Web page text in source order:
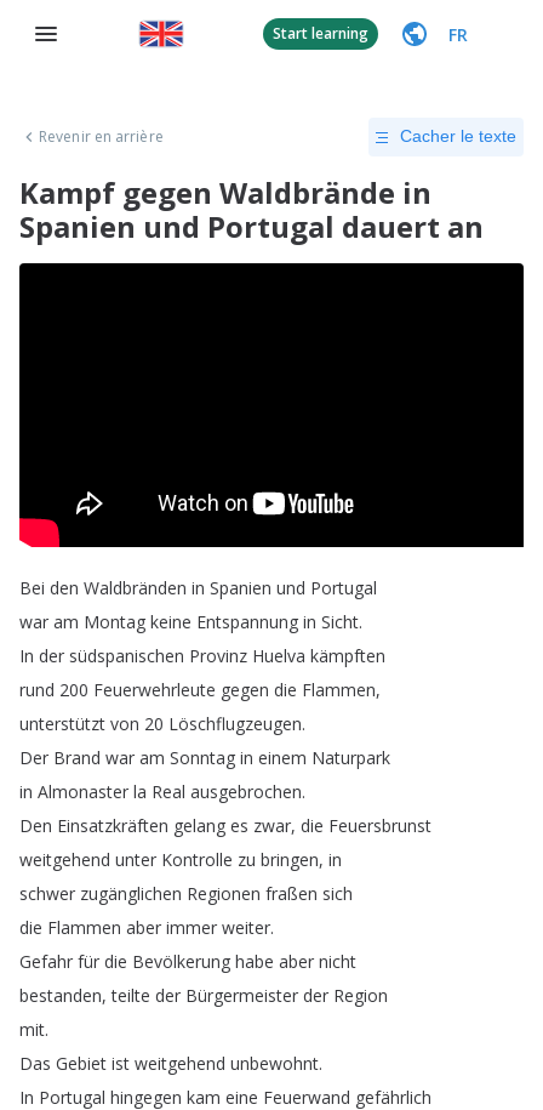
Start learning FR
Revenir en arrière Cacher le texte
Kampf gegen Waldbrände in
Spanien und Portugal dauert an
Bei den Waldbränden in Spanien und Portugal
war am Montag keine Entspannung in Sicht.
In der südspanischen Provinz Huelva kämpften
rund 200 Feuerwehrleute gegen die Flammen,
unterstützt von 20 Löschflugzeugen.
Der Brand war am Sonntag in einem Naturpark
in Almonaster la Real ausgebrochen.
Den Einsatzkräften gelang es zwar, die Feuersbrunst
weitgehend unter Kontrolle zu bringen, in
schwer zugänglichen Regionen fraßen sich
die Flammen aber immer weiter.
Gefahr für die Bevölkerung habe aber nicht
bestanden,teilte der Bürgermeister der Region
mit.
Das Gebiet ist weitgehend unbewohnt.
In Portugal hingegen kam eine Feuerwand gefährlich